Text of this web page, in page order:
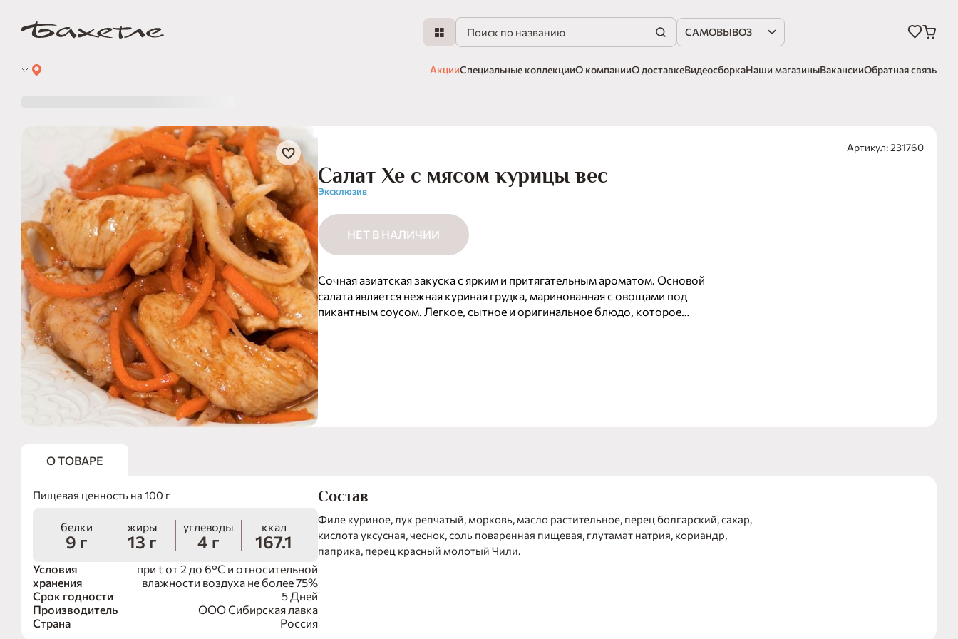
САМОВЫВОЗ
АкцииСпециальные коллекцииО компанииО доставкеВидеосборкаНаши магазиныВакансииОбратная связь
Салат Хе с мясом курицы вес
Эксклюзив
НЕТ В НАЛИЧИИ
Сочная азиатская закуска с ярким и притягательным ароматом. Основой
салата является нежная куриная грудка, маринованная с овощами под
пикантным соусом. Легкое, сытное и оригинальное блюдо, которое
Артикул: 231760
О ТОВАРЕ
Пищевая ценность на 100 г
белки
9 г
жиры
13 г
углеводы
4 г
ккал
167.1
Условия
хранения
при t от 2 до 6°С и относительной
влажности воздуха не более 75%
Срок годности
5 Дней
Производитель
ООО Сибирская лавка
Страна
Россия
Состав
Филе куриное, лук репчатый, морковь, масло растительное, перец болгарский, сахар,
кислота уксусная, чеснок, соль поваренная пищевая, глутамат натрия, кориандр,
паприка, перец красный молотый Чили.